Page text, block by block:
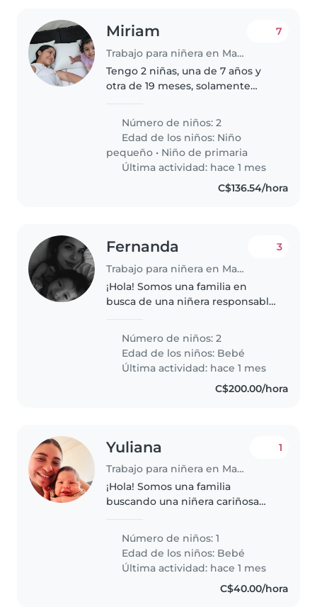
Miriam
Trabajo para niñera en Managua
7
Tengo 2 niñas, una de 7 años y
otra de 19 meses, solamente
pequeña, que me la cuide,
juegue con ella, y esté pendiente
en todo lo que concierne a ella,..
Número de niños: 2
Edad de los niños: Niño
pequeño • Niño de primaria
Última actividad: hace 1 mes
C$136.54/hora
Fernanda
Trabajo para niñera en Managua
3
¡Hola! Somos una familia en
busca de una niñera responsable
pequeños son muy energéticos,
inteligentes y curiosos. Nos..
Número de niños: 2
Edad de los niños: Bebé
Última actividad: hace 1 mes
C$200.00/hora
Yuliana
Trabajo para niñera en Managua
1
¡Hola! Somos una familia
buscando una niñera cariñosa
amigable y juguetón.
Necesitamos a alguien cómodo/a
cocinando y ayudando con
Número de niños: 1
Edad de los niños: Bebé
Última actividad: hace 1 mes
C$40.00/hora